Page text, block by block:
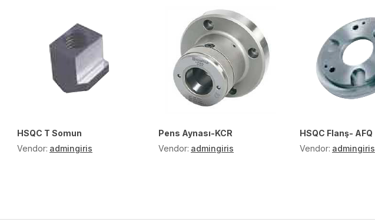
HSQC T Somun
Vendor: admingiris
Pens Aynası-KCR
Vendor: admingiris
HSQC Flanş- AFQ
Vendor: admingiris